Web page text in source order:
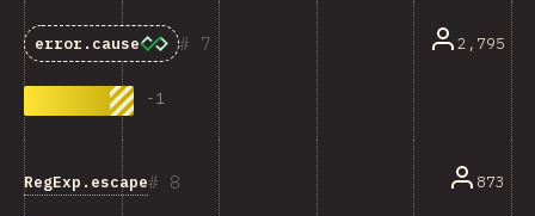
7
error.cause
-1
2,795
8
RegExp.escape 873